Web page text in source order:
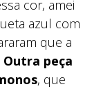
cor, amei
azul com
que a
Outra peça
, que